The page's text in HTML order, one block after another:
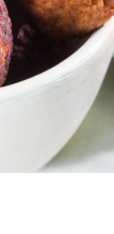
Εύκολη 0:25